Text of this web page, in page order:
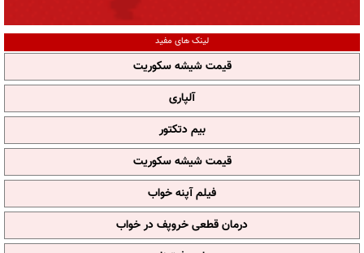
لینک های مفید
قیمت شیشه سکوریت
آلپاری
بیم دتکتور
قیمت شیشه سکوریت
فیلم آپنه خواب
درمان قطعی خروپف در خواب